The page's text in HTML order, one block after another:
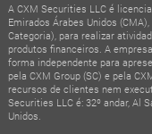
A CXM Securities LLC é
Emirados Árabes Unidos
Categoria), para realizar
produtos financeiros. A
forma independente para
pela CXM Group (SC) e pela
recursos de clientes nem
Securities LLC é: 32º andar, Al
Unidos.